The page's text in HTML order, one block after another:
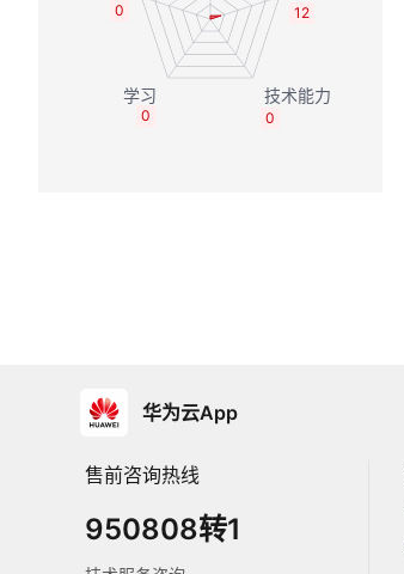
12
0
0
0
华为云App
售前咨询热线
950808转1